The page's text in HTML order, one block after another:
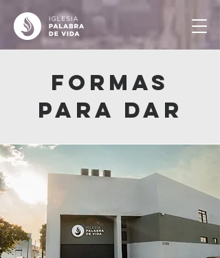
Formas
para dar